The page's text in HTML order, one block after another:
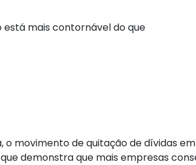
mais contornável do que
o movimento de quitação de dívidas
demonstra que mais empresas